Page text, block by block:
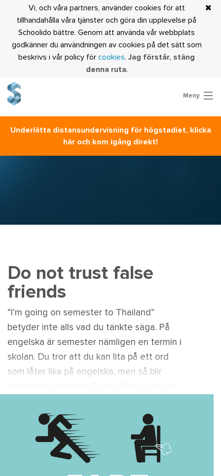
Vi, och våra partners, använder cookies för att
tillhandahålla våra tjänster och göra din upplevelse på
Schoolido bättre. Genom att använda vår webbplats
godkänner du användningen av cookies på det sätt som
beskrivs i vår policy för cookies. Jag förstår, stäng
denna ruta.
Meny
Är du lärare?
Underlätta distansundervisning för högstadiet, klicka
här och kom igång direkt!
Do not trust false
friends
“I’m going on semester to Thailand”
betyder inte alls vad du tänkte säga. På
engelska är semester nämligen en termin i
skolan. Du tror att du kan lita på ett ord
som låter lika på engelska, men så blir